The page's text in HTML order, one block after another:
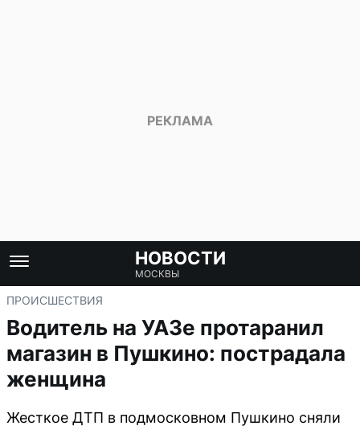
НОВОСТИ
МОСКВЫ
ПРОИСШЕСТВИЯ
Водитель на УАЗе протаранил
магазин в Пушкино: пострадала
женщина
Жесткое ДТП в подмосковном Пушкино сняли